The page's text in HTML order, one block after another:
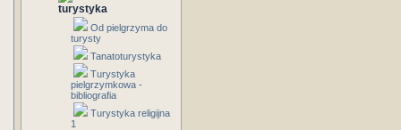
turystyka
Od pielgrzyma do
turysty
Tanatoturystyka
Turystyka
pielgrzymkowa -
bibliografia
Turystyka religijna
1